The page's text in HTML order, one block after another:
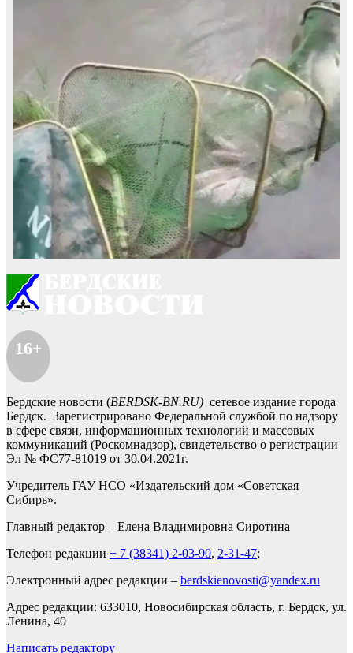
16+
Бердские новости (BERDSK-BN.RU) сетевое издание города
Бердск. Зарегистрировано Федеральной службой по надзору
в сфере связи, информационных технологий и массовых
коммуникаций (Роскомнадзор), свидетельство о регистрации
Эл № ФС77-81019 от 30.04.2021г.
Учредитель ГАУ НСО «Издательский дом «Советская
Сибирь».
Главный редактор – Елена Владимировна Сиротина
Телефон редакции + 7 (38341) 2-03-90, 2-31-47;
Электронный адрес редакции – berdskienovosti@yandex.ru
Адрес редакции: 633010, Новосибирская область, г. Бердск, ул.
Ленина, 40
Написать редактору